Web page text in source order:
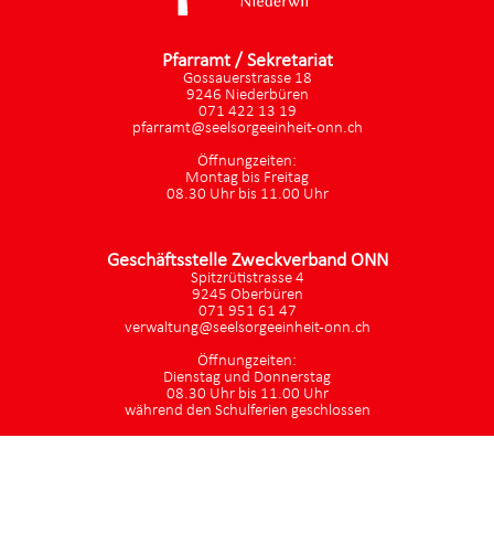
Pfarramt / Sekretariat
Gossauerstrasse 18
9246 Niederbüren
071 422 13 19
pfarramt@seelsorgeeinheit-onn.ch
Öffnungzeiten:
Montag bis Freitag
08.30 Uhr bis 11.00 Uhr
Geschäftsstelle Zweckverband ONN
Spitzrütistrasse 4
9245 Oberbüren
071 951 61 47
verwaltung@seelsorgeeinheit-onn.ch
Öffnungzeiten:
Dienstag und Donnerstag
08.30 Uhr bis 11.00 Uhr
während den Schulferien geschlossen